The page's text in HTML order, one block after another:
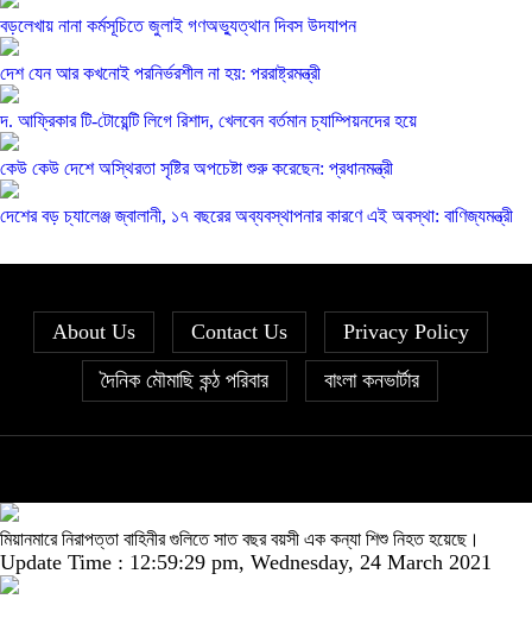
বড়লেখায় নানা কর্মসূচিতে জুলাই গণঅভ্যুত্থান দিবস উদযাপন
দেশ যেন আর কখনোই পরনির্ভরশীল না হয়: পররাষ্ট্রমন্ত্রী
দ. আফ্রিকার টি-টোয়েন্টি লিগে রিশাদ, খেলবেন বর্তমান চ্যাম্পিয়নদের হয়ে
কেউ কেউ দেশে অস্থিরতা সৃষ্টির অপচেষ্টা শুরু করেছেন: প্রধানমন্ত্রী
দেশের বড় চ্যালেঞ্জ জ্বালানী, ১৭ বছরের অব্যবস্থাপনার কারণে এই অবস্থা: বাণিজ্যমন্ত্রী
About Us Contact Us Privacy Policy
দৈনিক মৌমাছি কন্ঠ পরিবার বাংলা কনভার্টার
মিয়ানমারে নিরাপত্তা বাহিনীর গুলিতে সাত বছর বয়সী এক কন্যা শিশু নিহত হয়েছে।
Update Time : 12:59:29 pm, Wednesday, 24 March 2021